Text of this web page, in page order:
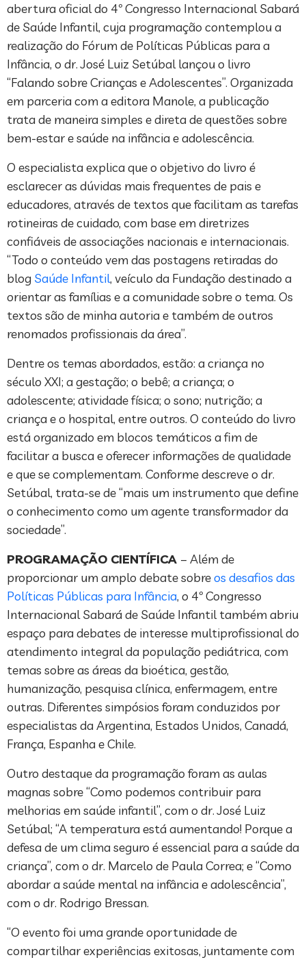
abertura oficial do 4º Congresso Internacional Sabará
de Saúde Infantil, cuja programação contemplou a
realização do Fórum de Políticas Públicas para a
Infância, o dr. José Luiz Setúbal lançou o livro
“Falando sobre Crianças e Adolescentes”. Organizada
em parceria com a editora Manole, a publicação
trata de maneira simples e direta de questões sobre
bem-estar e saúde na infância e adolescência.
O especialista explica que o objetivo do livro é
esclarecer as dúvidas mais frequentes de pais e
educadores, através de textos que facilitam as tarefas
rotineiras de cuidado, com base em diretrizes
confiáveis de associações nacionais e internacionais.
“Todo o conteúdo vem das postagens retiradas do
blog Saúde Infantil, veículo da Fundação destinado a
orientar as famílias e a comunidade sobre o tema. Os
textos são de minha autoria e também de outros
renomados profissionais da área”.
Dentre os temas abordados, estão: a criança no
século XXI; a gestação; o bebê; a criança; o
adolescente; atividade física; o sono; nutrição; a
criança e o hospital, entre outros. O conteúdo do livro
está organizado em blocos temáticos a fim de
facilitar a busca e oferecer informações de qualidade
e que se complementam. Conforme descreve o dr.
Setúbal, trata-se de “mais um instrumento que define
o conhecimento como um agente transformador da
sociedade”.
PROGRAMAÇÃO CIENTÍFICA – Além de
proporcionar um amplo debate sobreos desafios das
Políticas Públicas para Infância, o 4º Congresso
Internacional Sabará de Saúde Infantil também abriu
espaço para debates de interesse multiprofissional do
atendimento integral da população pediátrica, com
temas sobre as áreas da bioética, gestão,
humanização, pesquisa clínica, enfermagem, entre
outras. Diferentes simpósios foram conduzidos por
especialistas da Argentina, Estados Unidos, Canadá,
França, Espanha e Chile.
Outro destaque da programação foram as aulas
magnas sobre “Como podemos contribuir para
melhorias em saúde infantil”, com o dr. José Luiz
Setúbal; “A temperatura está aumentando! Porque a
defesa de um clima seguro é essencial para a saúde da
criança”, com o dr. Marcelo de Paula Correa; e “Como
abordar a saúde mental na infância e adolescência”,
com o dr. Rodrigo Bressan.
“O evento foi uma grande oportunidade de
compartilhar experiências exitosas, juntamente com